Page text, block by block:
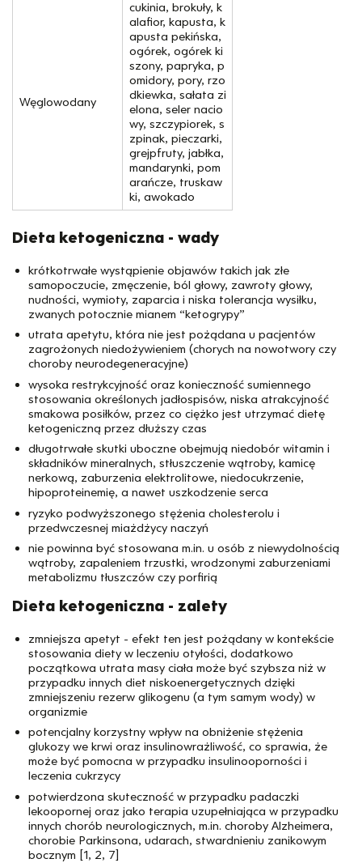
Węglowodany
cukinia, brokuły, k
alafior, kapusta, k
apusta pekińska,
ogórek, ogórek ki
szony, papryka, p
omidory, pory, rzo
dkiewka, sałata zi
elona, seler nacio
wy, szczypiorek, s
zpinak, pieczarki,
grejpfruty, jabłka,
mandarynki, pom
arańcze, truskaw
ki, awokado
Dieta ketogeniczna - wady
krótkotrwałe wystąpienie objawów takich jak złe
samopoczucie, zmęczenie, ból głowy, zawroty głowy,
nudności, wymioty, zaparcia i niska tolerancja wysiłku,
zwanych potocznie mianem “ketogrypy”
utrata apetytu, która nie jest pożądana u pacjentów
zagrożonych niedożywieniem (chorych na nowotwory czy
choroby neurodegeneracyjne)
wysoka restrykcyjność oraz konieczność sumiennego
stosowania określonych jadłospisów, niska atrakcyjność
smakowa posiłków, przez co ciężko jest utrzymać dietę
ketogeniczną przez dłuższy czas
długotrwałe skutki uboczne obejmują niedobór witamin i
składników mineralnych, stłuszczenie wątroby, kamicę
nerkową, zaburzenia elektrolitowe, niedocukrzenie,
hipoproteinemię, a nawet uszkodzenie serca
ryzyko podwyższonego stężenia cholesterolu i
przedwczesnej miażdżycy naczyń
nie powinna być stosowana m.in. u osób z niewydolnością
wątroby, zapaleniem trzustki, wrodzonymi zaburzeniami
metabolizmu tłuszczów czy porfirią
Dieta ketogeniczna - zalety
zmniejsza apetyt - efekt ten jest pożądany w kontekście
stosowania diety w leczeniu otyłości, dodatkowo
początkowa utrata masy ciała może być szybsza niż w
przypadku innych diet niskoenergetycznych dzięki
zmniejszeniu rezerw glikogenu (a tym samym wody) w
organizmie
potencjalny korzystny wpływ na obniżenie stężenia
glukozy we krwi oraz insulinowrażliwość, co sprawia, że
może być pomocna w przypadku insulinooporności i
leczenia cukrzycy
potwierdzona skuteczność w przypadku padaczki
lekoopornej oraz jako terapia uzupełniająca w przypadku
innych chorób neurologicznych, m.in. choroby Alzheimera,
chorobie Parkinsona, udarach, stwardnieniu zanikowym
bocznym [1, 2, 7]